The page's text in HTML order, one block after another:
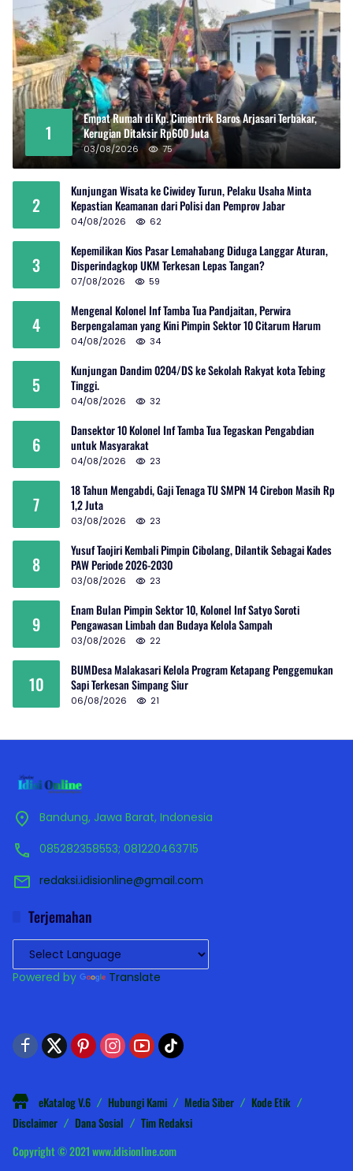
1
Empat Rumah di Kp. Cimentrik Baros Arjasari Terbakar,
Kerugian Ditaksir Rp600 Juta
03/08/2026 75
2
Kunjungan Wisata ke Ciwidey Turun, Pelaku Usaha Minta
Kepastian Keamanan dari Polisi dan Pemprov Jabar
04/08/2026 62
3
Kepemilikan Kios Pasar Lemahabang Diduga Langgar Aturan,
Disperindagkop UKM Terkesan Lepas Tangan?
07/08/2026 59
4
Mengenal Kolonel Inf Tamba Tua Pandjaitan, Perwira
Berpengalaman yang Kini Pimpin Sektor 10 Citarum Harum
04/08/2026 34
5
Kunjungan Dandim 0204/DS ke Sekolah Rakyat kota Tebing
Tinggi.
04/08/2026 32
6
Dansektor 10 Kolonel Inf Tamba Tua Tegaskan Pengabdian
untuk Masyarakat
04/08/2026 23
7
18 Tahun Mengabdi, Gaji Tenaga TU SMPN 14 Cirebon Masih Rp
1,2 Juta
03/08/2026 23
8
Yusuf Taojiri Kembali Pimpin Cibolang, Dilantik Sebagai Kades
PAW Periode 2026-2030
03/08/2026 23
9
Enam Bulan Pimpin Sektor 10, Kolonel Inf Satyo Soroti
Pengawasan Limbah dan Budaya Kelola Sampah
03/08/2026 22
10
BUMDesa Malakasari Kelola Program Ketapang Penggemukan
Sapi Terkesan Simpang Siur
06/08/2026 21
Bandung, Jawa Barat, Indonesia
085282358553; 081220463715
redaksi.idisionline@gmail.com
Terjemahan
Powered by Translate
eKatalog V.6 Hubungi Kami Media Siber
Kode Etik
Disclaimer
Dana Sosial
Tim Redaksi
Copyright © 2021 www.idisionline.com